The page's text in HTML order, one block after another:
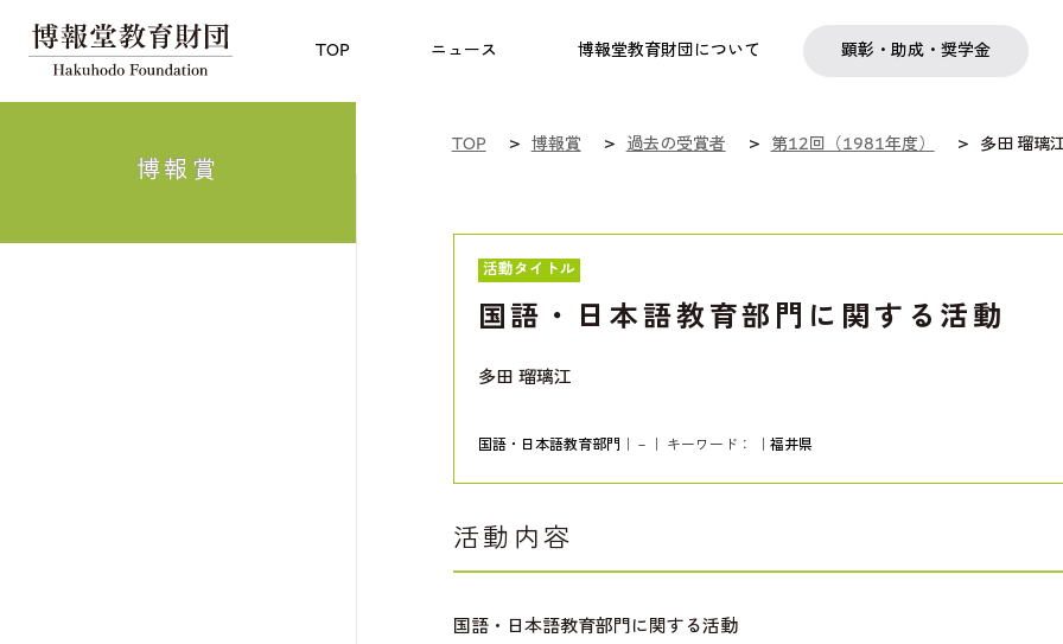
TOP ニュース 博報堂教育財団について 顕彰・助成・奨学金
についての研究助成 奨学金 フェローシップ
日本語交流
プログラム 社会啓発事業
博報賞
TOP 博報賞 過去の受賞者 第12回（1981年度） 多田 瑠璃
活動タイトル
国語・日本語教育部門に関する活動
多田 瑠璃江
国語・日本語教育部門 ｜－｜ キーワード： 福井県
活動内容
国語・日本語教育部門に関する活動